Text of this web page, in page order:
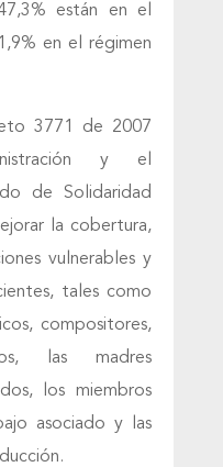
están en el
en el régimen
3771 de 2007
y el
de Solidaridad
la cobertura,
vulnerables y
tales como
compositores,
las madres
los miembros
asociado y las